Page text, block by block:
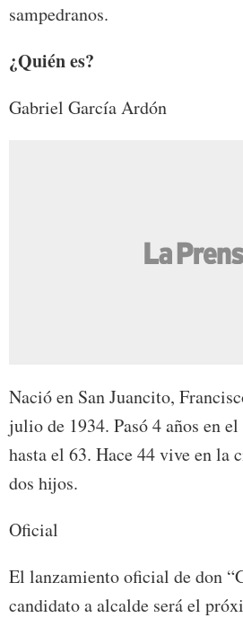
sampedranos.
¿Quién es?
Gabriel García Ardón
Nació en San Juancito,
julio de 1934. Pasó 4 años en
hasta el 63. Hace 44 vive en la
dos hijos.
Oficial
El lanzamiento oficial de don
candidato a alcalde será el